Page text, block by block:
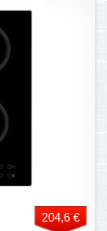
204,6 €